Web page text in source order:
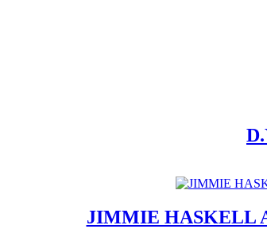
JIMMIE HASKELL